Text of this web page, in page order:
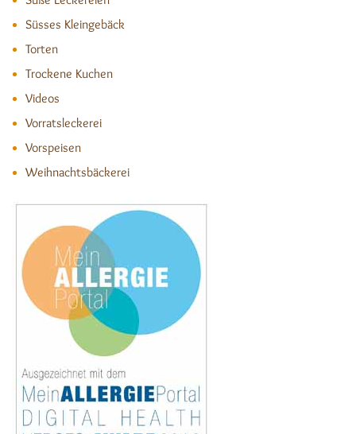
Süsses Kleingebäck
Torten
Trockene Kuchen
Videos
Vorratsleckerei
Vorspeisen
Weihnachtsbäckerei